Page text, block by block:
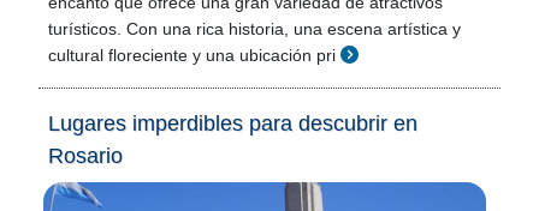
turísticos. Con una rica historia, una escena artística y
cultural floreciente y una ubicación pri
Lugares imperdibles para descubrir en
Rosario